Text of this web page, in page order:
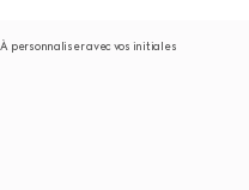
À personnaliser avec vos initiales